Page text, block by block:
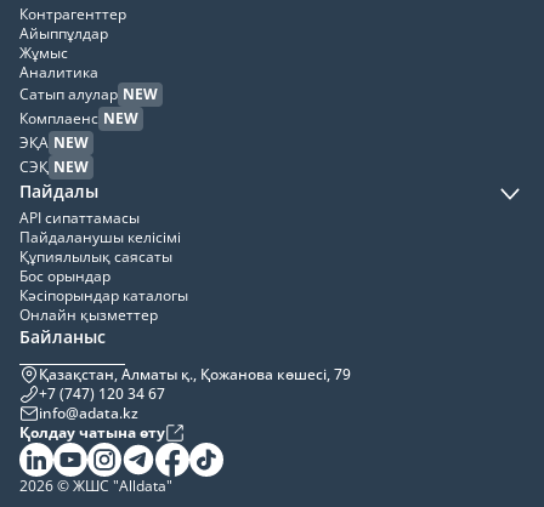
Контрагенттер
Айыппұлдар
Жұмыс
Аналитика
Сатып алулар NEW
Комплаенс NEW
ЭҚА NEW
СЭҚ NEW
Пайдалы
API сипаттамасы
Пайдаланушы келісімі
Құпиялылық саясаты
Бос орындар
Кәсіпорындар каталогы
Онлайн қызметтер
Байланыс
Қазақстан, Алматы қ., Қожанова көшесі, 79
+7 (747) 120 34 67
info@adata.kz
Қолдау чатына өту
2026 © ЖШС "Alldata"